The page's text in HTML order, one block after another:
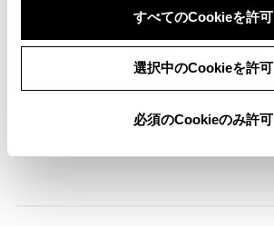
すべてのCookieを許可
選択中のCookieを許可
必須のCookieのみ許可
リモコンスターター